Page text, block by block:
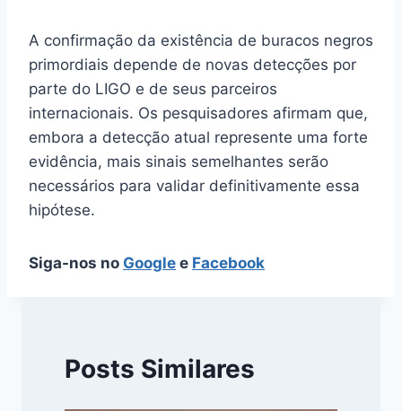
A confirmação da existência de buracos negros
primordiais depende de novas detecções por
parte do LIGO e de seus parceiros
internacionais. Os pesquisadores afirmam que,
embora a detecção atual represente uma forte
evidência, mais sinais semelhantes serão
necessários para validar definitivamente essa
hipótese.
Siga-nos no Google e Facebook
Posts Similares